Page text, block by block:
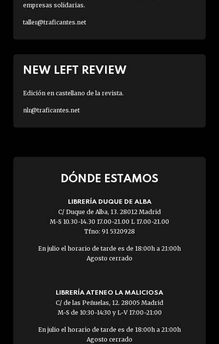
empresas solidarias.
taller@traficantes.net
NEW LEFT REVIEW
Edición en castellano de la revista.
nlr@traficantes.net
DÓNDE ESTAMOS
LIBRERÍA DUQUE DE ALBA
C/ Duque de Alba, 13. 28012 Madrid
M-S 10.30-14.30 17.00-21.00 L 17.00-21.00
Tfno: 91 5320928
En julio el horario de tarde es de 18:00h a 21:00h
Agosto cerrado
LIBRERÍA ATENEO LA MALICIOSA
C/ de las Peñuelas, 12. 28005 Madrid
M-S de 10:30-14:30 y L-V 17:00-21:00
En julio el horario de tarde es de 18:00h a 21:00h
Agosto cerrado